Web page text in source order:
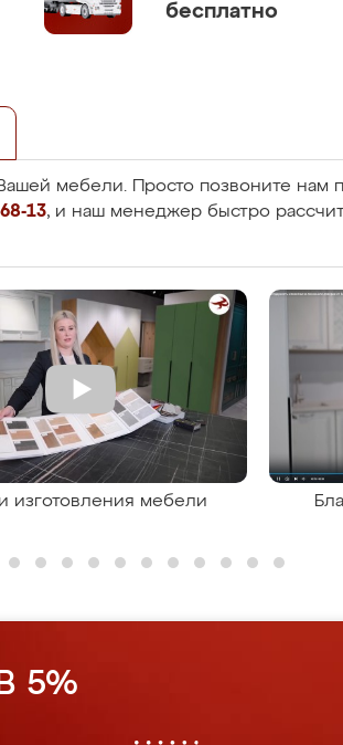
бесплатно
мебели. Просто позвоните нам
13, и наш менеджер быстро
изготовления мебели
5%